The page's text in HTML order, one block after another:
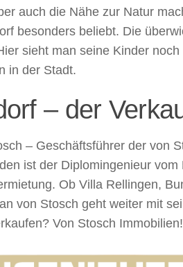
auch die Nähe zur Natur
besonders beliebt. Die
sieht man seine Kinder
in der Stadt.
– der
– Geschäftsführer der von
ist der Diplomingenieur
Ob Villa Rellingen,
von Stosch geht weiter mit
Von Stosch Immobilien!